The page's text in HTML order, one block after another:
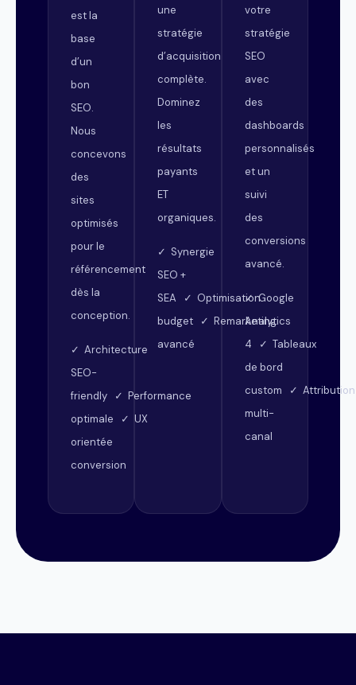
est la
base
d’un
bon
SEO.
Nous
concevons
des
sites
optimisés
pour le
référencement
dès la
conception.
✓ Architecture
SEO-
friendly ✓ Performance
optimale ✓ UX
orientée
conversion
une
stratégie
d’acquisition
complète.
Dominez
les
résultats
payants
ET
organiques.
✓ Synergie
SEO +
SEA ✓ Optimisation
budget ✓ Remarketing
avancé
votre
stratégie
SEO
avec
des
dashboards
personnalisés
et un
suivi
des
conversions
avancé.
✓ Google
Analytics
4 ✓ Tableaux
de bord
custom ✓ Attribution
multi-
canal